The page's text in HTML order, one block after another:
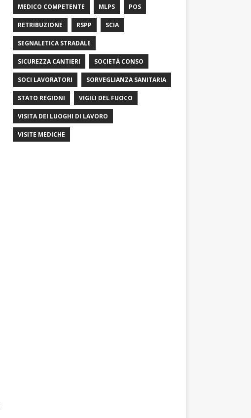
MEDICO COMPETENTE MLPS POS
RETRIBUZIONE RSPP SCIA
SEGNALETICA STRADALE
SICUREZZA CANTIERI SOCIETÀ CONSO
SOCI LAVORATORI SORVEGLIANZA SANITARIA
STATO REGIONI VIGILI DEL FUOCO
VISITA DEI LUOGHI DI LAVORO
VISITE MEDICHE